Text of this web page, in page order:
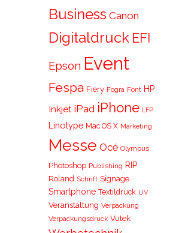
Business Canon
Digitaldruck EFI
Epson Event
Fespa Fiery Fogra Font HP
Inkjet iPad iPhone LFP
Linotype Mac OS X Marketing
Messe Océ Olympus
Photoshop Publishing RIP
Roland Schrift Signage
Smartphone Textildruck UV
Veranstaltung Verpackung
Verpackungsdruck Vutek